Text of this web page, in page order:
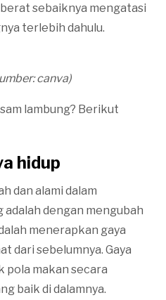
sebaiknya mengatasi
terlebih dahulu.
canva)
lambung? Berikut
hidup
dan alami dalam
adalah dengan mengubah
menerapkan gaya
dari sebelumnya. Gaya
pola makan secara
baik di dalamnya.